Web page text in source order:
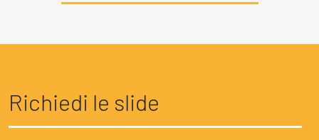
Richiedi le slide